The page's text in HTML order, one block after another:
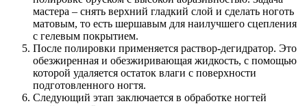
мастера – снять верхний гладкий слой и сделать ноготь
матовым, то есть шершавым для наилучшего сцепления
с гелевым покрытием.
После полировки применяется раствор-дегидратор. Это
обезжиренная и обезжиривающая жидкость, с помощью
которой удаляется остаток влаги с поверхности
подготовленного ногтя.
Следующий этап заключается в обработке ногтей